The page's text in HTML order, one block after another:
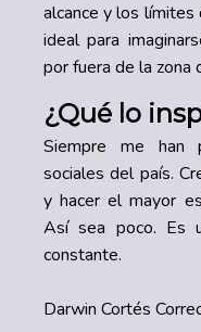
alcance y los
ideal para
por fuera de la zona
¿Qué lo
Siempre me han
sociales del país.
y hacer el mayor
Así sea poco. Es
constante.
Darwin Cortés